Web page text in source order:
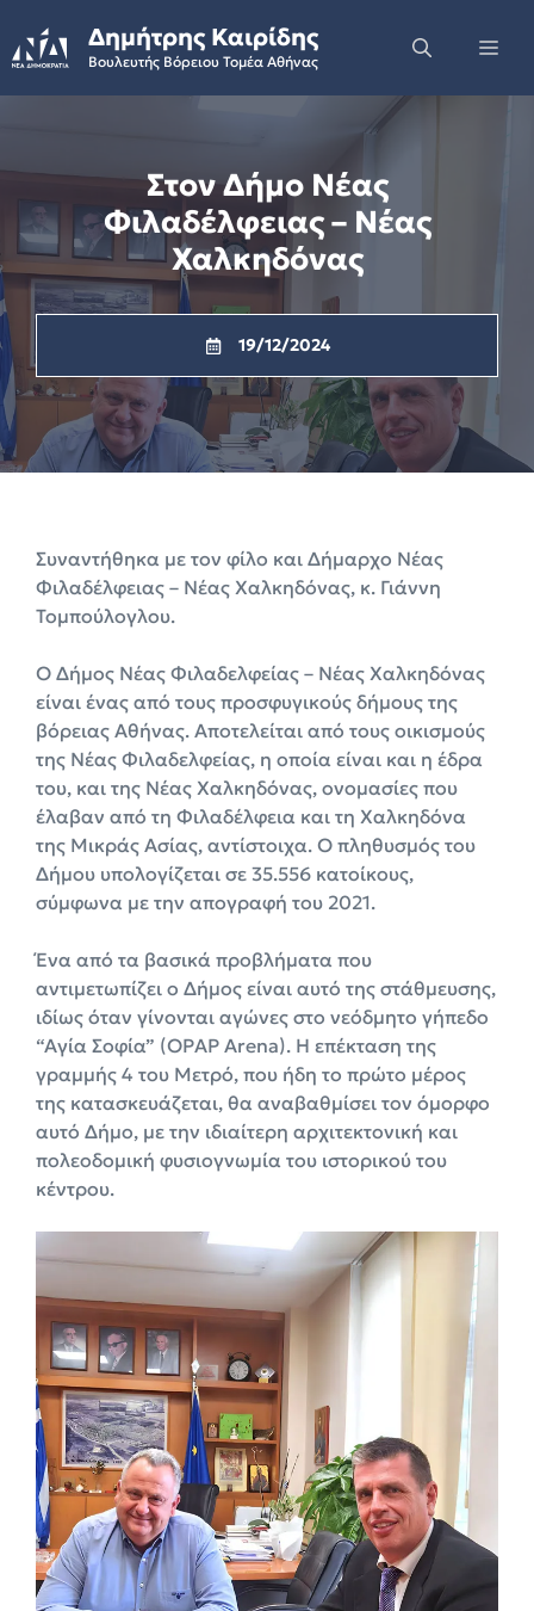
to
content
Δημήτρης Καιρίδης
Βουλευτής Βόρειου Τομέα Αθήνας
Στον Δήμο Νέας
Φιλαδέλφειας – Νέας
Χαλκηδόνας
19/12/2024
Συναντήθηκα με τον φίλο και Δήμαρχο Νέας
Φιλαδέλφειας – Νέας Χαλκηδόνας, κ. Γιάννη
Τομπούλογλου.
Ο Δήμος Νέας Φιλαδελφείας – Νέας Χαλκηδόνας
είναι ένας από τους προσφυγικούς δήμους της
βόρειας Αθήνας. Αποτελείται από τους οικισμούς
της Νέας Φιλαδελφείας, η οποία είναι και η έδρα
του, και της Νέας Χαλκηδόνας, ονομασίες που
έλαβαν από τη Φιλαδέλφεια και τη Χαλκηδόνα
της Μικράς Ασίας, αντίστοιχα. Ο πληθυσμός του
Δήμου υπολογίζεται σε 35.556 κατοίκους,
σύμφωνα με την απογραφή του 2021.
Ένα από τα βασικά προβλήματα που
αντιμετωπίζει ο Δήμος είναι αυτό της στάθμευσης,
ιδίως όταν γίνονται αγώνες στο νεόδμητο γήπεδο
“Αγία Σοφία” (OPAP Arena). Η επέκταση της
γραμμής 4 του Μετρό, που ήδη το πρώτο μέρος
της κατασκευάζεται, θα αναβαθμίσει τον όμορφο
αυτό Δήμο, με την ιδιαίτερη αρχιτεκτονική και
πολεοδομική φυσιογνωμία του ιστορικού του
κέντρου.